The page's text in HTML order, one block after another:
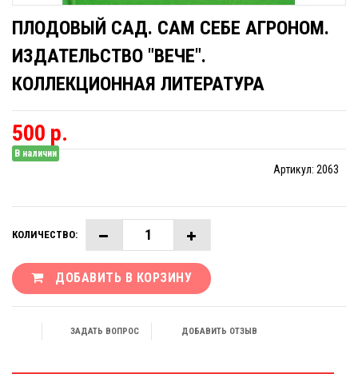
ПЛОДОВЫЙ САД. САМ СЕБЕ АГРОНОМ.
ИЗДАТЕЛЬСТВО "ВЕЧЕ".
КОЛЛЕКЦИОННАЯ ЛИТЕРАТУРА
500 р.
В наличии
Артикул: 2063
КОЛИЧЕСТВО:
ДОБАВИТЬ В КОРЗИНУ
ЗАДАТЬ ВОПРОС ДОБАВИТЬ ОТЗЫВ